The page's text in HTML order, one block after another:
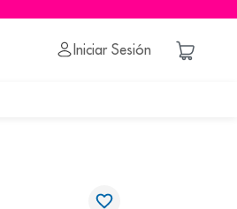
Iniciar Sesión